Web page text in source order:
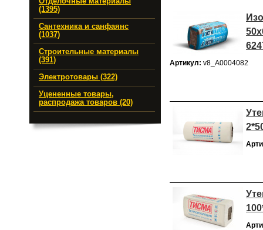
(1395)
Сантехника и санфаянс
(1037)
Строительные материалы
(391)
Электротовары (322)
Уцененные товары,
распродажа товаров (20)
Артикул: v8_А0004082